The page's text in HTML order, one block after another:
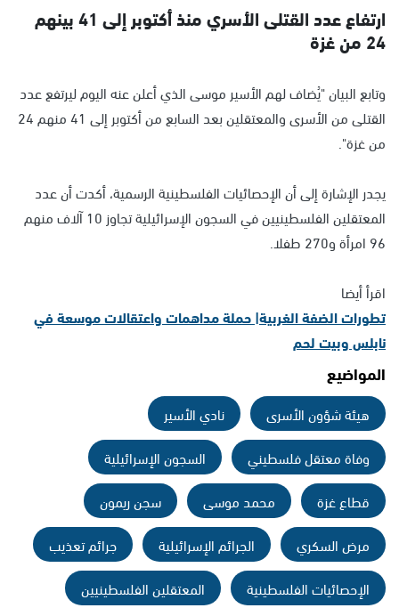
ارتفاع عدد القتلى الأسري منذ أكتوبر إلى 41 بينهم
24 من غزة
وتابع البيان "يُضاف لهم الأسير موسى الذي أعلن عنه اليوم ليرتفع عدد
القتلى من الأسرى والمعتقلين بعد السابع من أكتوبر إلى 41 منهم 24
من غزة".
يجدر الإشارة إلى أن الإحصائيات الفلسطينية الرسمية، أكدت أن عدد
المعتقلين الفلسطينيين في السجون الإسرائيلية تجاوز 10 آلاف منهم
96 امرأة و270 طفلا.
اقرأ أيضا
تطورات الضفة الغربية| حملة مداهمات واعتقالات موسعة في
نابلس وبيت لحم
المواضيع
هيئة شؤون الأسرى
نادي الأسير
وفاة معتقل فلسطيني
السجون الإسرائيلية
قطاع غزة
محمد موسى
سجن ريمون
مرض السكري
الجرائم الإسرائيلية
جرائم تعذيب
الإحصائيات الفلسطينية
المعتقلين الفلسطينيين